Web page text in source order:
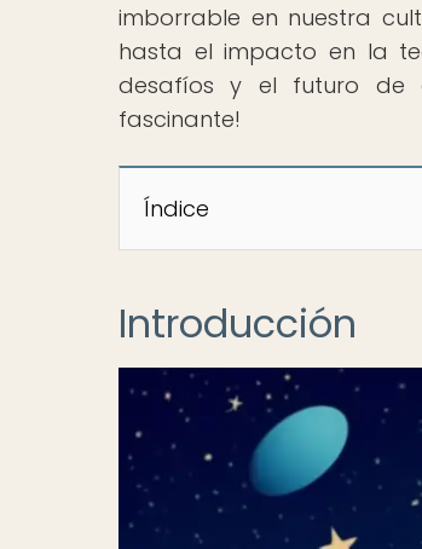
imborrable en nuestra
hasta el impacto en la
desafíos y el futuro de
fascinante!
Índice
Introducción